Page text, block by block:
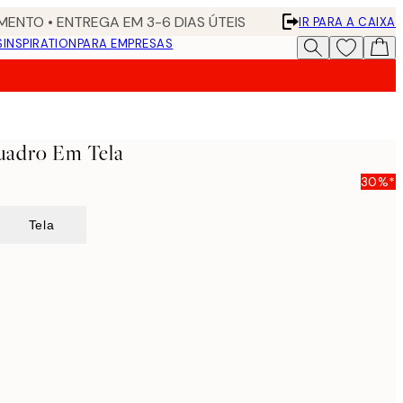
• ENTREGA EM 3-6 DIAS ÚTEIS
IR PARA A CAIXA
INSPIRATIONPARA EMPRESAS
Em Tela
30%*
Tela